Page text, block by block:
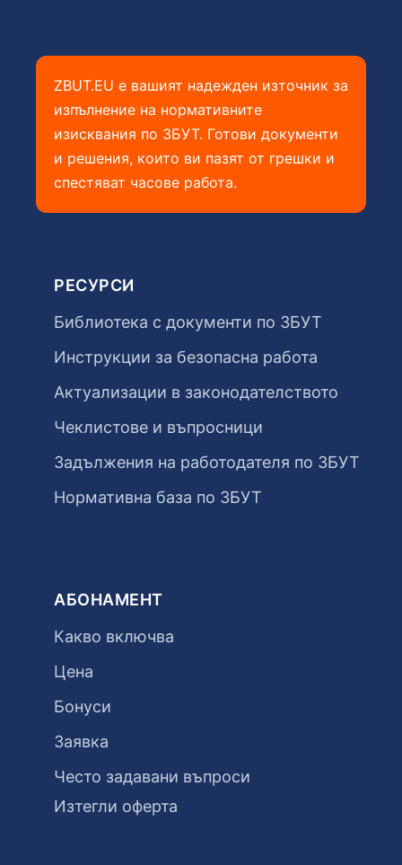
ZBUT.EU е вашият надежден източник за
изпълнение на нормативните
изисквания по ЗБУТ. Готови документи
и решения, които ви пазят от грешки и
спестяват часове работа.
РЕСУРСИ
Библиотека с документи по ЗБУТ
Инструкции за безопасна работа
Актуализации в законодателството
Чеклистове и въпросници
Задължения на работодателя по ЗБУТ
Нормативна база по ЗБУТ
АБОНАМЕНТ
Какво включва
Цена
Бонуси
Заявка
Често задавани въпроси
Изтегли оферта